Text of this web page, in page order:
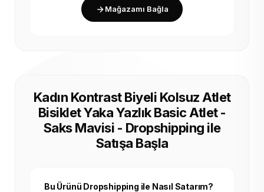
Mağazamı Bağla
Kadın Kontrast Biyeli Kolsuz Atlet
Bisiklet Yaka Yazlık Basic Atlet -
Saks Mavisi - Dropshipping ile
Satışa Başla
Bu Ürünü Dropshipping ile Nasıl Satarım?